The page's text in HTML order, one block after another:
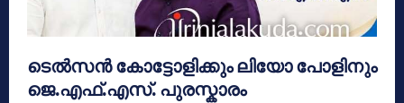
ടെൽസൻ കോട്ടോളിക്കും ലിയോ പോളിനും
ജെ.എഫ്.എസ്. പുരസ്കാരം